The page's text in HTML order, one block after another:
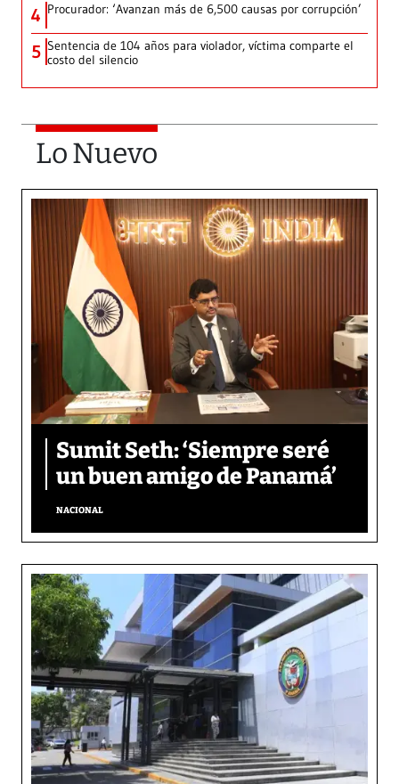
4 Procurador: ‘Avanzan más de 6,500 causas por corrupción’
5 Sentencia de 104 años para violador, víctima comparte el
costo del silencio
Lo Nuevo
Sumit Seth: ‘Siempre seré
un buen amigo de Panamá’
NACIONAL